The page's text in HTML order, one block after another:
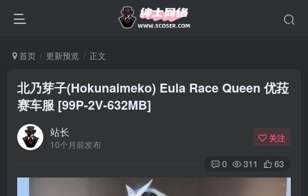
首页 更新预览 正文
北乃芽子(Hokunaimeko) Eula Race Queen 优菈
赛车服 [99P-2V-632MB]
站长
10个月前发布
关注
0 311 63